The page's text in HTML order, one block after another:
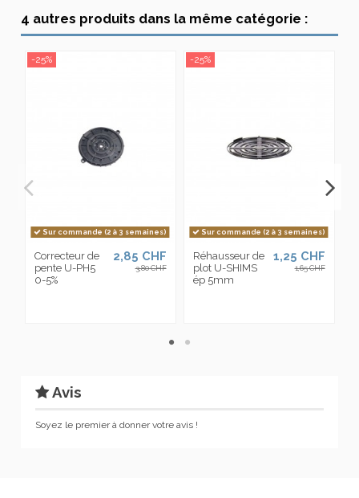
4 autres produits dans la même catégorie :
-25%
Sur commande (2 à 3 semaines)
Correcteur de
pente U-PH5
0-5%
2,85 CHF
3,80 CHF
-25%
Sur commande (2 à 3 semaines)
Réhausseur de
plot U-SHIMS
ép 5mm
1,25 CHF
1,65 CHF
Avis
Soyez le premier à donner votre avis !